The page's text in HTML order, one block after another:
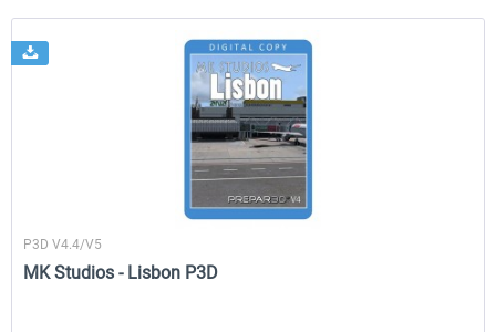
MK Studios
P3D V4.4/V5
MK Studios - Lisbon P3D